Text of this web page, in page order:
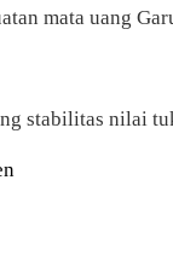
mata uang
stabilitas nilai